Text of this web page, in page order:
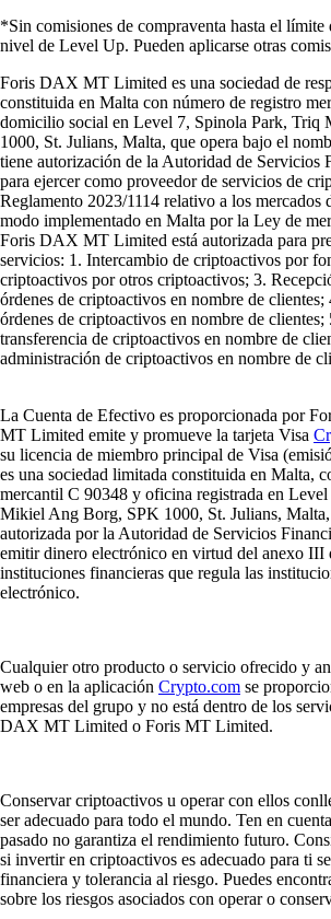
*Sin comisiones de compraventa hasta el límite
nivel de Level Up. Pueden aplicarse otras
Foris DAX MT Limited es una sociedad de
constituida en Malta con número de registro
domicilio social en Level 7, Spinola Park, Triq
1000, St. Julians, Malta, que opera bajo el
tiene autorización de la Autoridad de Servicios
para ejercer como proveedor de servicios de
Reglamento 2023/1114 relativo a los mercados
modo implementado en Malta por la Ley de
Foris DAX MT Limited está autorizada para
servicios: 1. Intercambio de criptoactivos por
criptoactivos por otros criptoactivos; 3.
órdenes de criptoactivos en nombre de
órdenes de criptoactivos en nombre de clientes;
transferencia de criptoactivos en nombre de
administración de criptoactivos en nombre de
La Cuenta de Efectivo es proporcionada por
MT Limited emite y promueve la tarjeta Visa
su licencia de miembro principal de Visa
es una sociedad limitada constituida en Malta,
mercantil C 90348 y oficina registrada en
Mikiel Ang Borg, SPK 1000, St. Julians, Malta,
autorizada por la Autoridad de Servicios
emitir dinero electrónico en virtud del anexo III
instituciones financieras que regula las
electrónico.
Cualquier otro producto o servicio ofrecido y
web o en la aplicación Crypto.com se
empresas del grupo y no está dentro de los
DAX MT Limited o Foris MT Limited.
Conservar criptoactivos u operar con ellos
ser adecuado para todo el mundo. Ten en
pasado no garantiza el rendimiento futuro.
si invertir en criptoactivos es adecuado para ti
financiera y tolerancia al riesgo. Puedes
sobre los riesgos asociados con operar o